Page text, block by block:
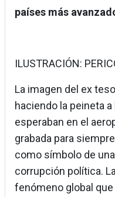
países más
ILUSTRACIÓN:
La imagen del ex
haciendo la peineta
esperaban en el
grabada para
como símbolo de
corrupción política.
fenómeno global